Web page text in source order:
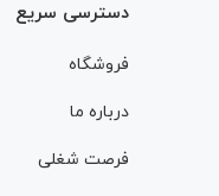
دسترسی سریع
فروشگاه
درباره ما
فرصت شغلی